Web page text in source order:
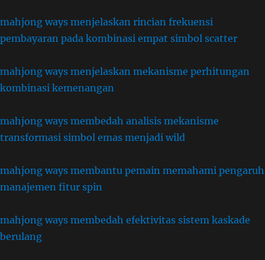
mahjong ways menjelaskan rincian frekuensi
pembayaran pada kombinasi empat simbol scatter
mahjong ways menjelaskan mekanisme perhitungan
kombinasi kemenangan
mahjong ways membedah analisis mekanisme
transformasi simbol emas menjadi wild
mahjong ways membantu pemain memahami pengaruh
manajemen fitur spin
mahjong ways membedah efektivitas sistem kaskade
berulang